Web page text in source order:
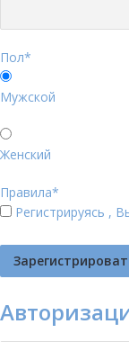
Пол*
Мужской
Женский
Правила*
Регистрируясь ,